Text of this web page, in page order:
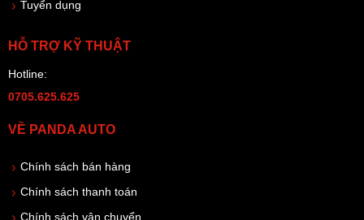
Tuyển dụng
HỖ TRỢ KỸ THUẬT
Hotline:
0705.625.625
VỀ PANDA AUTO
Chính sách bán hàng
Chính sách thanh toán
Chính sách vận chuyển